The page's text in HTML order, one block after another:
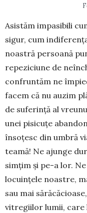
Asistăm impasibili
sigur, cum
noastră persoană
repeziciune de
confruntăm ne
facem că nu auzim
de suferință al
unei pi­sicuțe
însoțesc din umbră
teamă! Ne ajunge
simțim și pe-a lor.
locuințele noastre,
sau mai
vitregiilor lumii, care